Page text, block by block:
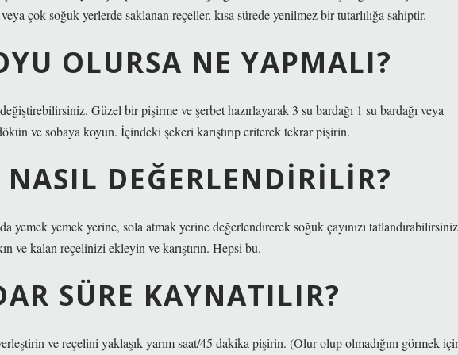
çok soğuk yerlerde saklanan reçeller, kısa sürede yenilmez bir tutarlılığa sahiptir.
OLURSA NE YAPMALI?
Güzel bir pişirme ve şerbet hazırlayarak 3 su bardağı 1 su bardağı veya
ve sobaya koyun. İçindeki şekeri karıştırıp eriterek tekrar pişirin.
DEĞERLENDIRILIR?
yemek yemek yerine, sola atmak yerine değerlendirerek soğuk çayınızı
ve kalan reçelinizi ekleyin ve karıştırın. Hepsi bu.
SÜRE KAYNATILIR?
ve reçelini yaklaşık yarım saat/45 dakika pişirin. (Olur olup olmadığını görmek